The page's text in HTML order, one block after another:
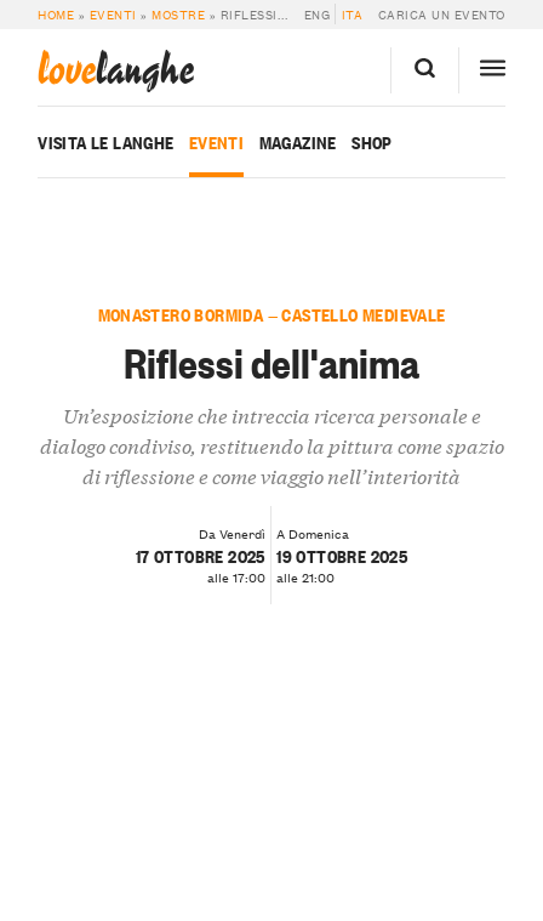
HOME » EVENTI »MOSTRE » RIFLESSI DELL’ANIMA ENG ITA CARICA UN EVENTO
lovelanghe
VISITA LE LANGHE EVENTI MAGAZINE SHOP
MONASTERO BORMIDA — CASTELLO MEDIEVALE
Riflessi dell'anima
Un’esposizione che intreccia ricerca personale e
dialogo condiviso, restituendo la pittura come spazio
di riflessione e come viaggio nell’interiorità
Da Venerdì
17 OTTOBRE 2025
alle 17:00
A Domenica
19 OTTOBRE 2025
alle 21:00